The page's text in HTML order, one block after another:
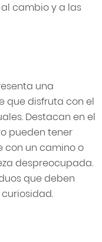
cambio y a las
una
que disfruta con el
Destacan en el
pueden tener
con un camino o
despreocupada.
que deben